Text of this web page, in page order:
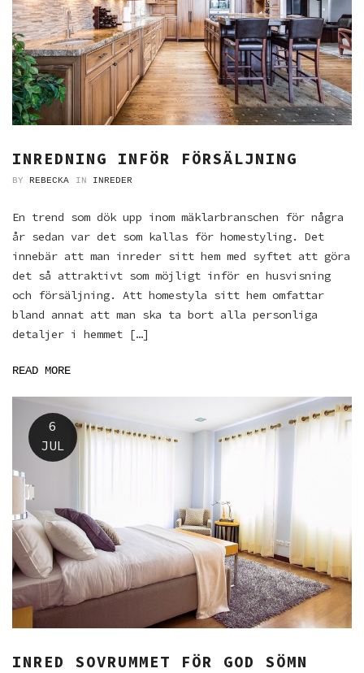
INREDNING INFÖR FÖRSÄLJNING
BY REBECKA IN INREDER
En trend som dök upp inom mäklarbranschen för några
år sedan var det som kallas för homestyling. Det
innebär att man inreder sitt hem med syftet att göra
det så attraktivt som möjligt inför en husvisning
och försäljning. Att homestyla sitt hem omfattar
bland annat att man ska ta bort alla personliga
detaljer i hemmet […]
READ MORE
6
JUL
INRED SOVRUMMET FÖR GOD SÖMN